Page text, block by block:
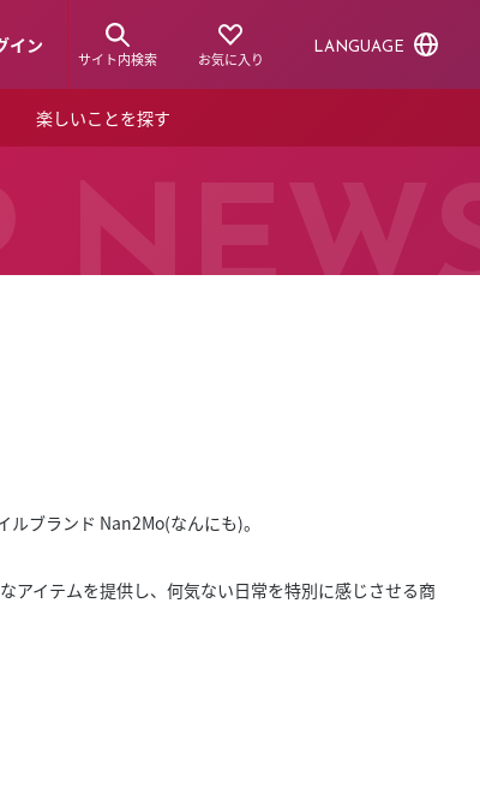
イン
サイト内検索 お気に入り
LANGUAGE
楽しいことを探す
ショップニュース
ブランド Nan2Mo(なんにも)。
アイテムを提供し、何気ない日常を特別に感じさせる商